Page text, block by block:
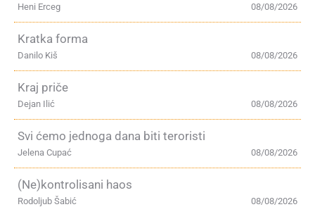
08/08/2026
Heni Erceg
Kratka forma
08/08/2026
Danilo Kiš
Kraj priče
08/08/2026
Dejan Ilić
Svi ćemo jednoga dana biti teroristi
08/08/2026
Jelena Cupać
(Ne)kontrolisani haos
08/08/2026
Rodoljub Šabić